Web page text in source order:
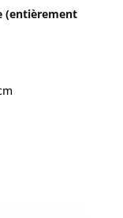
(entièrement